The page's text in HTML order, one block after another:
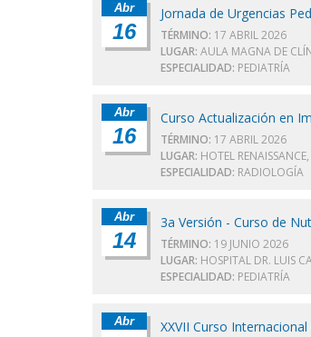
Abr
16
Jornada de Urgencias
TÉRMINO: 17 ABRIL 2026
LUGAR: AULA MAGNA DE
ESPECIALIDAD: PEDIATRÍA
Abr
16
Curso Actualización en
TÉRMINO: 17 ABRIL 2026
LUGAR: HOTEL
ESPECIALIDAD: RADIOLOGÍA
Abr
14
3a Versión - Curso de
TÉRMINO: 19 JUNIO 2026
LUGAR: HOSPITAL DR. LUIS
ESPECIALIDAD: PEDIATRÍA
Abr XXVII Curso